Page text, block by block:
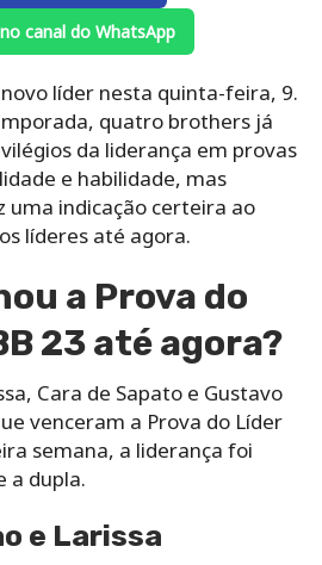
canal do WhatsApp
novo líder nesta quinta-feira, 9.
quatro brothers já
da liderança em provas
e habilidade, mas
uma indicação certeira ao
líderes até agora.
a Prova do
23 até agora?
Cara de Sapato e Gustavo
venceram a Prova do Líder
semana, a liderança foi
a dupla.
e Larissa